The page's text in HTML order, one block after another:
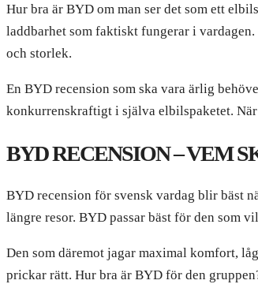
Hur bra är BYD om man ser det som ett
laddbarhet som faktiskt fungerar i
och storlek.
En BYD recension som ska vara ärlig
konkurrenskraftigt i själva elbilspaketet.
BYD RECENSION – VEM
BYD recension för svensk vardag blir bäst
längre resor. BYD passar bäst för den som
Den som däremot jagar maximal komfort,
prickar rätt. Hur bra är BYD för den